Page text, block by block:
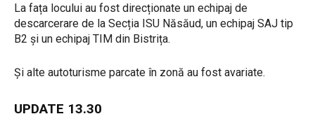
La fața locului au fost direcționate un echipaj de
descarcerare de la Secția ISU Năsăud, un echipaj SAJ tip
B2 și un echipaj TIM din Bistrița.
Și alte autoturisme parcate în zonă au fost avariate.
UPDATE 13.30